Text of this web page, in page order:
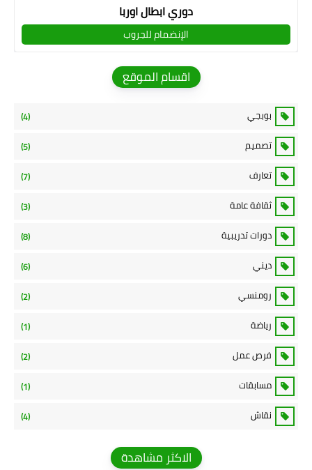
دوري ابطال اوربا
الإنضمام للجروب
اقسام الموقع
بوبجي (4)
تصميم (5)
تعارف (7)
ثقافة عامة (3)
دورات تدريبية (8)
ديني (6)
رومنسي (2)
رياضة (1)
فرص عمل (2)
مسابقات (1)
نقاش (4)
الاكثر مشاهدة